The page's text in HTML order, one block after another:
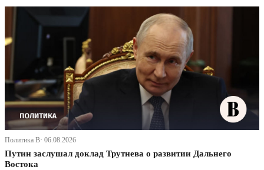
Политика В· 06.08.2026
Путин заслушал доклад Трутнева о развитии Дальнего
Востока